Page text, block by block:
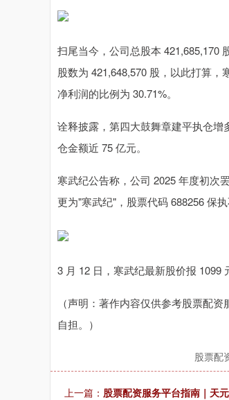
扫尾当今，公司总股本 421,685,170
股数为 421,648,570 股，以此打算
净利润的比例为 30.71%。
诠释披露，第四大鼓舞章建平执仓增
仓金额近 75 亿元。
寒武纪公告称，公司 2025 年度初次
更为"寒武纪"，股票代码 688256 保执
3 月 12 日，寒武纪最新股价报 1099
（声明：著作内容仅供参考股票配
自担。）
股票配
上一篇： 股票配资服务平台指南｜天